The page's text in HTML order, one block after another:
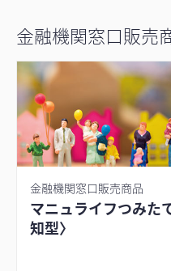
金融機関窓口販売
金融機関窓口販売商品
マニュライフつみた
知型〉